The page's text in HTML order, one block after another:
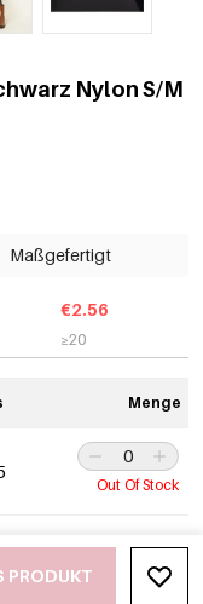
Nylon S/M
Maßgefertigt
€2.56
≥20
Menge
Out Of Stock
PRODUKT